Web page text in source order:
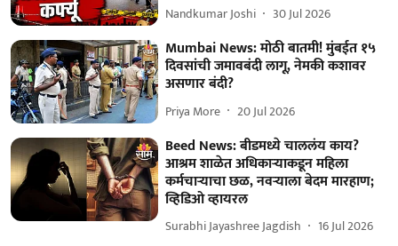
Nandkumar Joshi 30 Jul 2026
Mumbai News: मोठी बातमी! मुंबईत १५
दिवसांची जमावबंदी लागू, नेमकी कशावर
असणार बंदी?
Priya More 20 Jul 2026
Beed News: बीडमध्ये चाललंय काय?
आश्रम शाळेत अधिकाऱ्याकडून महिला
कर्मचाऱ्याचा छळ, नवऱ्याला बेदम मारहाण;
व्हिडिओ व्हायरल
Surabhi Jayashree Jagdish 16 Jul 2026